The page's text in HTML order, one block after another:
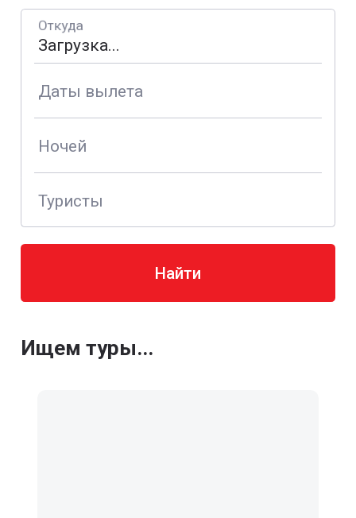
Откуда
Даты вылета
Ночей
Туристы
Найти
Ищем туры...